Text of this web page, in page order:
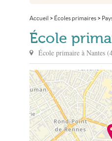
Accueil > Écoles primaires >
École
École primaire à Nantes (